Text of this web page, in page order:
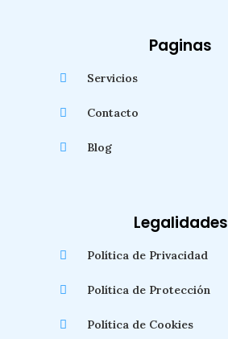
Paginas
Servicios
Contacto
Blog
Legalidades
Política de Privacidad
Política de Protección
Política de Cookies